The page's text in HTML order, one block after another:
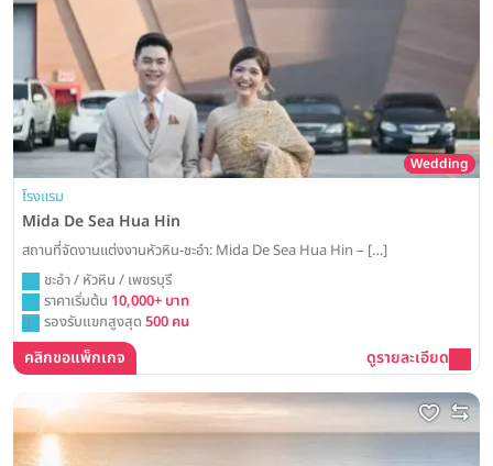
Wedding
โรงแรม
Mida De Sea Hua Hin
สถานที่จัดงานแต่งงานหัวหิน-ชะอำ: Mida De Sea Hua Hin – […]
ชะอำ / หัวหิน / เพชรบุรี
ราคาเริ่มต้น 10,000+ บาท
รองรับแขกสูงสุด 500 คน
คลิกขอแพ็กเกจ ดูรายละเอียด